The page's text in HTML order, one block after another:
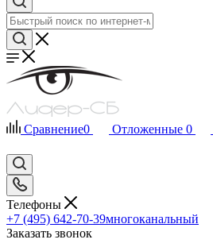
Сравнение0 Отложенные 0
Телефоны
+7 (495) 642-70-39многоканальный
Заказать звонок